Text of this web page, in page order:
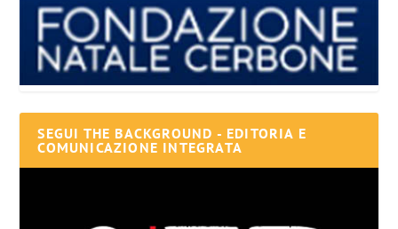
SEGUI THE BACKGROUND - EDITORIA E
COMUNICAZIONE INTEGRATA